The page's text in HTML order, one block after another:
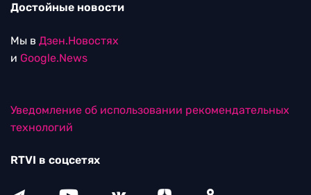
Достойные новости
Мы в Дзен.Новостях
и Google.News
Уведомление об использовании рекомендательных
технологий
RTVI в соцсетях